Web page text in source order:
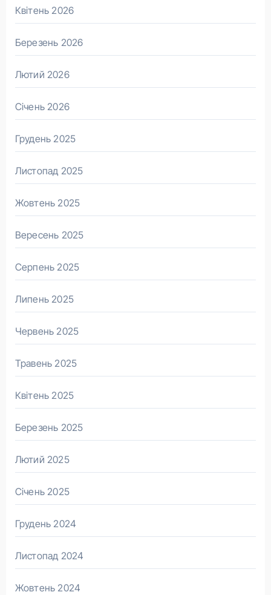
Квітень 2026
Березень 2026
Лютий 2026
Січень 2026
Грудень 2025
Листопад 2025
Жовтень 2025
Вересень 2025
Серпень 2025
Липень 2025
Червень 2025
Травень 2025
Квітень 2025
Березень 2025
Лютий 2025
Січень 2025
Грудень 2024
Листопад 2024
Жовтень 2024